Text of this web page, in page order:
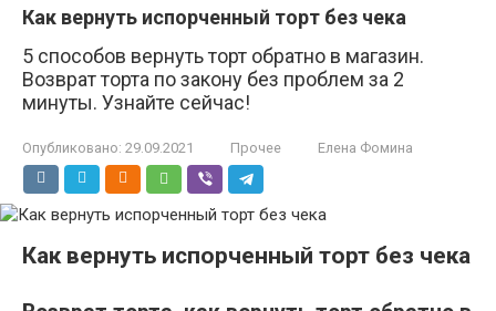
Как вернуть испорченный торт без чека
5 способов вернуть торт обратно в магазин.
Возврат торта по закону без проблем за 2
минуты. Узнайте сейчас!
Опубликовано: 29.09.2021 Прочее Елена Фомина
Как вернуть испорченный торт без чека